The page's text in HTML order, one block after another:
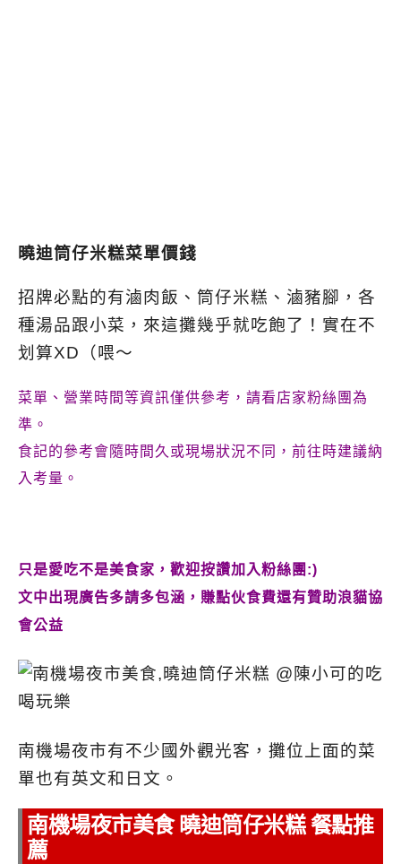
曉迪筒仔米糕菜單價錢
招牌必點的有滷肉飯、筒仔米糕、滷豬腳，各
種湯品跟小菜，來這攤幾乎就吃飽了！實在不
划算XD（喂～
菜單、營業時間等資訊僅供參考，請看店家粉絲團為
準。
食記的參考會隨時間久或現場狀況不同，前往時建議納
入考量。
只是愛吃不是美食家，歡迎按讚加入粉絲團:)
文中出現廣告多請多包涵，賺點伙食費還有贊助浪貓協
會公益
南機場夜市有不少國外觀光客，攤位上面的菜
單也有英文和日文。
南機場夜市美食曉迪筒仔米糕 餐點推
薦